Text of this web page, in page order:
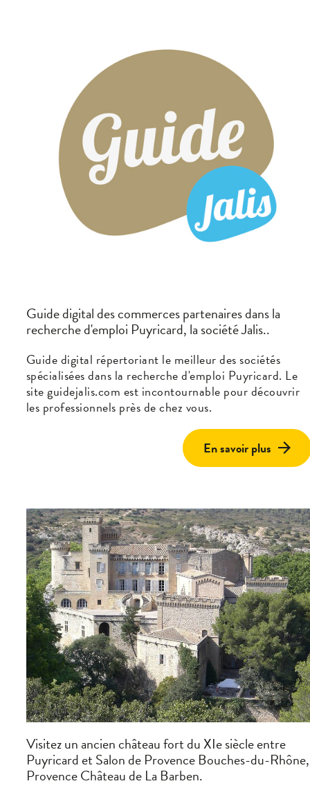
Guide digital des commerces partenaires dans la
recherche d'emploi Puyricard, la société Jalis..
Guide digital répertoriant le meilleur des sociétés
spécialisées dans la recherche d'emploi Puyricard. Le
site guidejalis.com est incontournable pour découvrir
les professionnels près de chez vous.
En savoir plus
Visitez un ancien château fort du XIe siècle entre
Puyricard et Salon de Provence Bouches-du-Rhône,
Provence Château de La Barben.